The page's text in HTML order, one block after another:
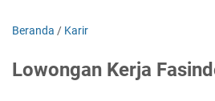
Beranda / Karir
Lowongan Kerja